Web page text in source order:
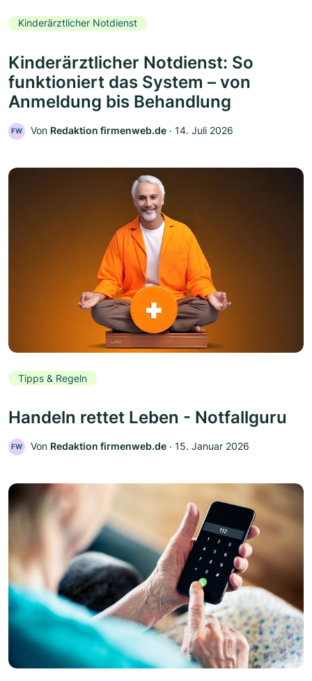
Kinderärztlicher Notdienst
Kinderärztlicher Notdienst: So
funktioniert das System – von
Anmeldung bis Behandlung
FW Von Redaktion firmenweb.de ‧ 14. Juli 2026
Tipps & Regeln
Handeln rettet Leben - Notfallguru
FW Von Redaktion firmenweb.de ‧ 15. Januar 2026